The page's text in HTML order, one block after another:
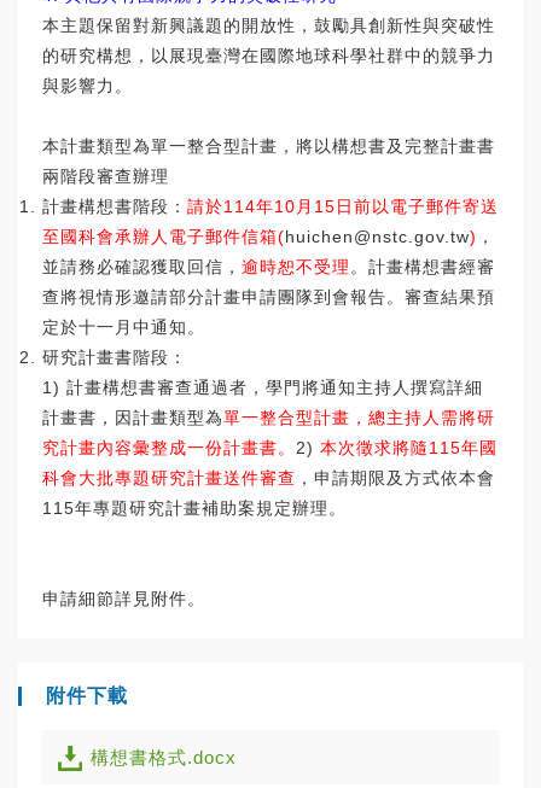
本主題保留對新興議題的開放性， 鼓勵具創新性與突破性
的研究構想， 以展現臺灣在國際地球科學社群中的競爭力
與影響力。
本計畫類型為單一整合型計畫， 將以構想書及完整計畫書
兩階段審查辦理
計畫構想書階段： 請於114年10月15日前以電子郵件寄送
至國科會承辦人電子郵件信箱(huichen@nstc.gov. tw) ，
並請務必確認獲取回信， 逾時恕不受理 。 計畫構想書經審
查將視情形邀請部分計畫申請團隊到會報告。 審查結果預
定於十一月中通知。
研究計畫書階段：
1) 計畫構想書審查通過者，學門將通知主持人撰寫詳細
計畫書， 因計畫類型為單一整合型計畫， 總主持人需將研
究計畫內容彙整成一份計畫書。 2) 本次徵求將隨115年國
科會大批專題研究計畫送件審查 ， 申請期限及方式依本會
115年專題研究計畫補助案規定辦理。
申請細節詳見附件。
附件下載
構想書格式.docx